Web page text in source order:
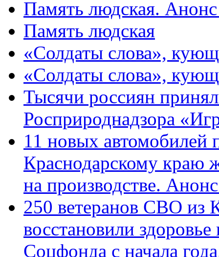
Память людская.
Память людская
«Солдаты слова»,
«Солдаты слова»,
Тысячи россиян
Росприроднадзора
11 новых автомобилей
Краснодарскому краю
на производстве.
250 ветеранов СВО из
восстановили
Соцфонда с начала